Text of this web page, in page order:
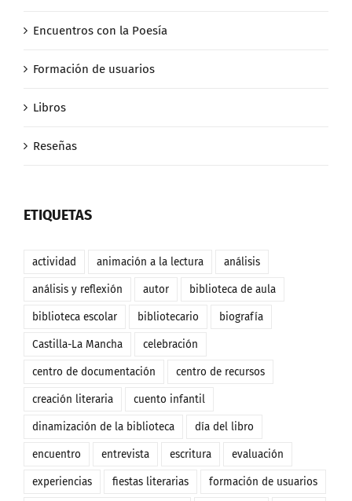
Encuentros con la Poesía
Formación de usuarios
Libros
Reseñas
ETIQUETAS
actividad animación a la lectura análisis
análisis y reflexión autor biblioteca de aula
biblioteca escolar bibliotecario biografía
Castilla-La Mancha celebración
centro de documentación centro de recursos
creación literaria cuento infantil
dinamización de la biblioteca día del libro
encuentro entrevista escritura evaluación
experiencias fiestas literarias formación de usuarios